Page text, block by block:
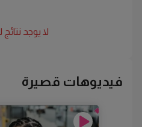
لا يوجد نتائج لـ
فيديوهات قصيرة